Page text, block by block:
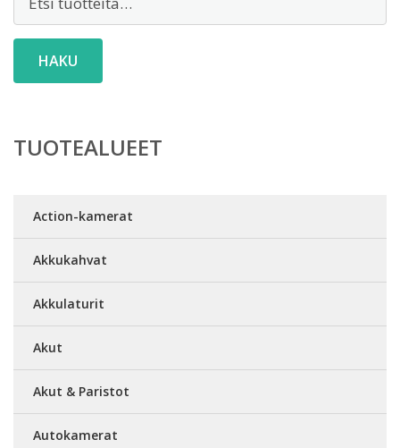
HAKU
TUOTEALUEET
Action-kamerat
Akkukahvat
Akkulaturit
Akut
Akut & Paristot
Autokamerat